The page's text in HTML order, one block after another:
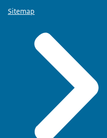
Sitemap